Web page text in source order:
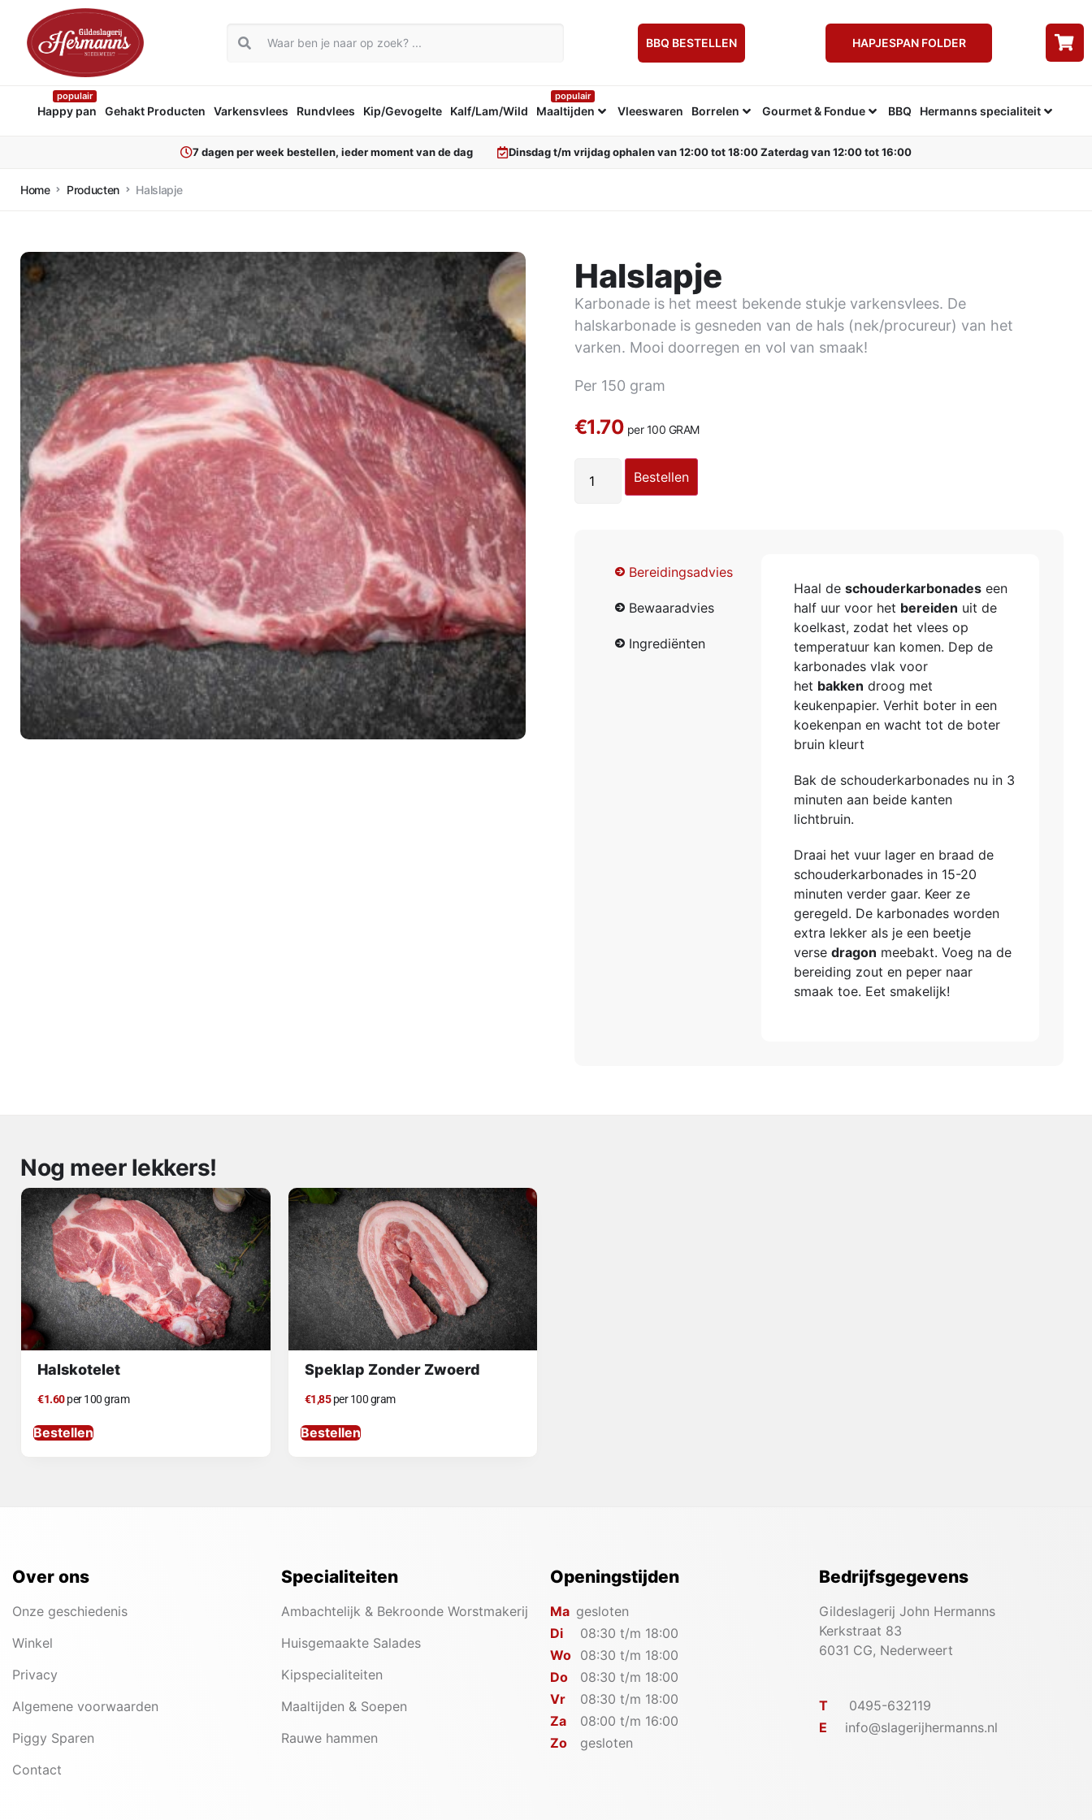
BBQ BESTELLEN HAPJESPAN FOLDER
Happy pan
populair
Gehakt Producten Varkensvlees Rundvlees Kip/Gevogelte Kalf/Lam/Wild Maaltijden
populair
Vleeswaren Borrelen Gourmet & Fondue BBQ Hermanns specialiteit
7 dagen per week bestellen, ieder moment van de dag Dinsdag t/m vrijdag ophalen van 12:00 tot 18:00 Zaterdag van 12:00 tot 16:00
Home Producten Halslapje
Halslapje
Karbonade is het meest bekende stukje varkensvlees. De
halskarbonade is gesneden van de hals (nek/procureur) van het
varken. Mooi doorregen en vol van smaak!
Per 150 gram
€1.70 per 100 GRAM
Bestellen
Bereidingsadvies
Bewaaradvies
Ingrediënten
Haal de schouderkarbonadeseen
half uur voor het bereiden uit de
koelkast, zodat het vlees op
temperatuur kan komen. Dep de
karbonades vlak voor
het bakken droog met
keukenpapier. Verhit boter in een
koekenpan en wacht tot de boter
bruin kleurt
Bak de schouderkarbonades nu in 3
minuten aan beide kanten
lichtbruin.
Draai het vuur lager en braad de
schouderkarbonades in 15-20
minuten verder gaar. Keer ze
geregeld. De karbonades worden
extra lekker als je een beetje
verse dragon meebakt. Voeg na de
bereiding zout en peper naar
smaak toe. Eet smakelijk!
Nog meer lekkers!
Halskotelet
€1.60per 100 gram
Bestellen
Speklap Zonder Zwoerd
€1,85per 100 gram
Bestellen
Over ons
Onze geschiedenis
Winkel
Privacy
Algemene voorwaarden
Piggy Sparen
Contact
Specialiteiten
Ambachtelijk & Bekroonde Worstmakerij
Huisgemaakte Salades
Kipspecialiteiten
Maaltijden & Soepen
Rauwe hammen
Openingstijden
Ma gesloten
Di
08:30 t/m 18:00
Wo 08:30 t/m 18:00
Do
08:30 t/m 18:00
Vr
08:30 t/m 18:00
Za
08:00 t/m 16:00
Zo
gesloten
Bedrijfsgegevens
Gildeslagerij John Hermanns
Kerkstraat 83
6031 CG, Nederweert
T
0495-632119
E
info@slagerijhermanns.nl